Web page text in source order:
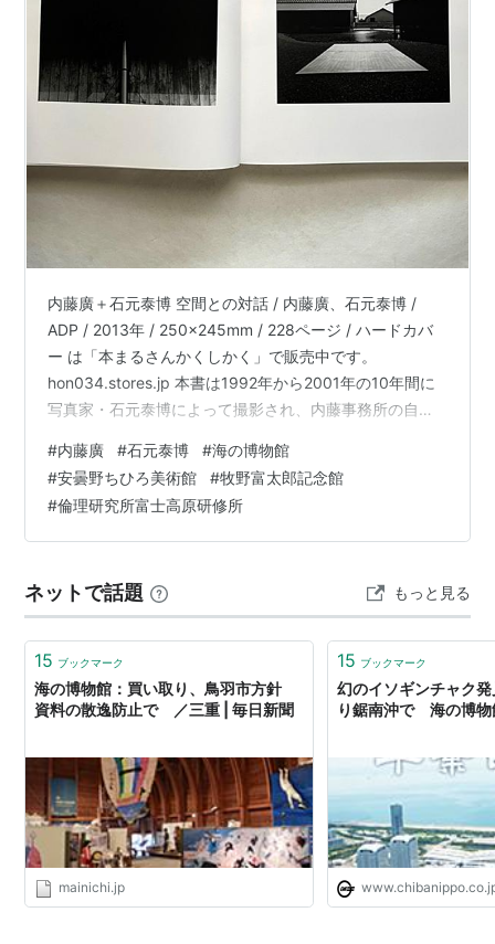
内藤廣＋石元泰博 空間との対話 / 内藤廣、石元泰博 /
ADP / 2013年 / 250x245mm / 228ページ / ハードカバ
ー は「本まるさんかくしかく」で販売中です。
hon034.stores.jp 本書は1992年から2001年の10年間に
写真家・石元泰博によって撮影され、内藤事務所の自費
めたもの。 石元の建築写真『桂離宮』は本当に美しい写
真集で自分の大事な一冊でもありますが、本書でもその
インプレッションは変わりありません。
#内藤廣 #石元泰博 #海の博物館
#安曇野ちひろ美術館 #牧野富太郎記念館
#倫理研究所富士高原研修所
ネットで話題 もっと見る
15 ブックマーク
海の博物館：買い取り、鳥羽市方針
資料の散逸防止で ／三重 | 毎日新聞
mainichi.jp
15 ブックマーク
幻のイソギンチャク
り鋸南沖で 海の博物